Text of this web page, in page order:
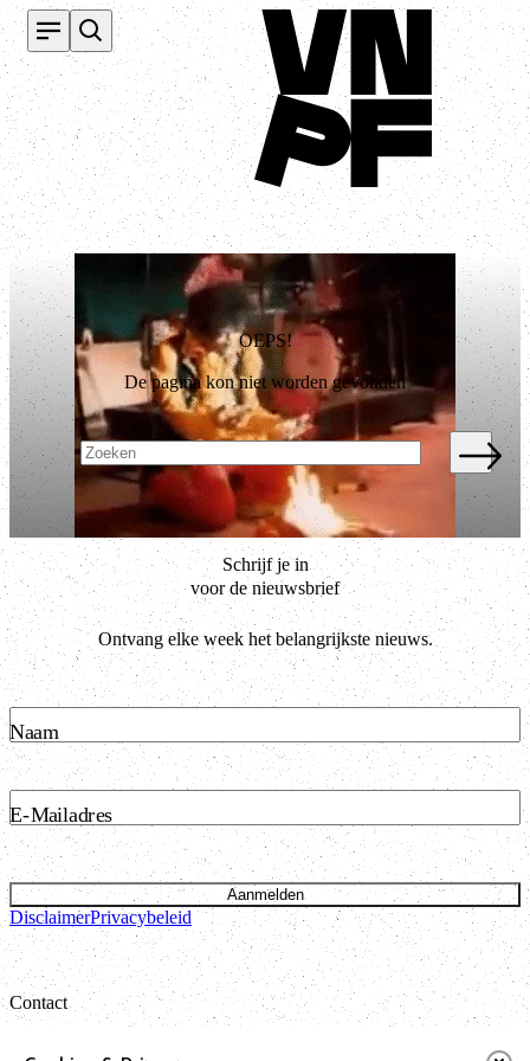
Terug naar homepage
OEPS!
De pagina kon niet worden gevonden
Schrijf je in
voor de nieuwsbrief
Ontvang elke week het belangrijkste nieuws.
Naam
E-Mailadres
Aanmelden
DisclaimerPrivacybeleid
Contact
Bataviastraat 24 unit 1.13